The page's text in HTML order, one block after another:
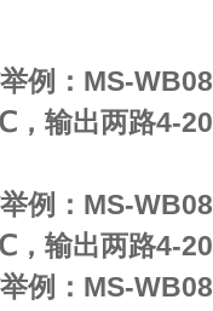
例： MS-
， 输出两路4-
例： MS-
， 输出两路4-
例： MS-